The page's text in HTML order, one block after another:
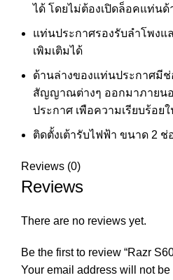
ได้ โดยไม่ต้องเปิดล็อคแท่นด้
แท่นประกาศรองรับลําโพงแ
เพิมเติมได้
ด้านล่างของแท่นประกาศมีช่
สัญญาณต่างๆ ออกมาภายน
ประกาศ เพือความเรียบร้อย
ติดตั้งเต้ารับไฟฟ้า ขนาด 2
Reviews (0)
Reviews
There are no reviews yet.
Be the first to review “Razr
Your email address will not